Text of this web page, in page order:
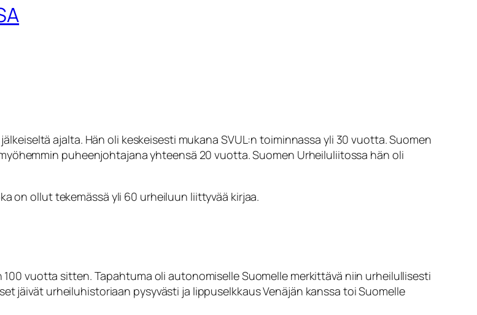
ajalta. Hän oli keskeisesti mukana SVUL:n toiminnassa yli 30 vuotta. Suomen
puheenjohtajana yhteensä 20 vuotta. Suomen Urheiluliitossa hän oli
on ollut tekemässä yli 60 urheiluun liittyvää kirjaa.
vuotta sitten. Tapahtuma oli autonomiselle Suomelle merkittävä niin urheilullisesti
jäivät urheiluhistoriaan pysyvästi ja lippuselkkaus Venäjän kanssa toi Suomelle